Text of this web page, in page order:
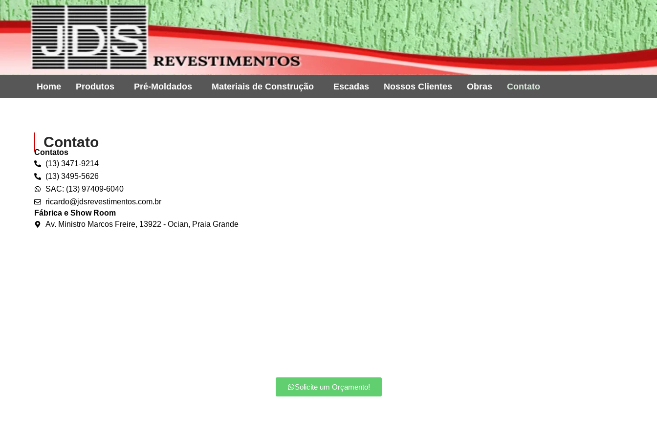
Ir
para
o
conteúdo
Home Produtos Pré-Moldados Materiais de Construção Escadas Nossos Clientes Obras Contato
Contato
Contatos
(13) 3471-9214
(13) 3495-5626
SAC: (13) 97409-6040
ricardo@jdsrevestimentos.com.br
Fábrica e Show Room
Av. Ministro Marcos Freire, 13922 - Ocian, Praia Grande
Solicite um Orçamento!